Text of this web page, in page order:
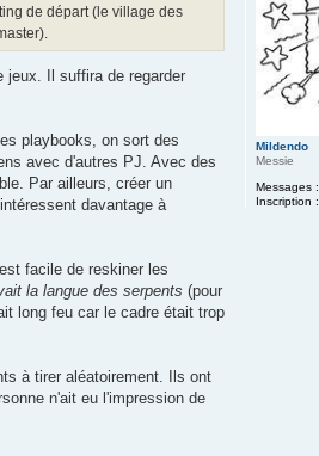
Mildendo
Messie
Messages :
Inscription :
de départ (le village des
jeux. Il suffira de regarder
playbooks, on sort des
avec d'autres PJ. Avec des
Par ailleurs, créer un
davantage à
facile de reskiner les
la langue des serpents (pour
long feu car le cadre était trop
à tirer aléatoirement. Ils ont
n'ait eu l'impression de